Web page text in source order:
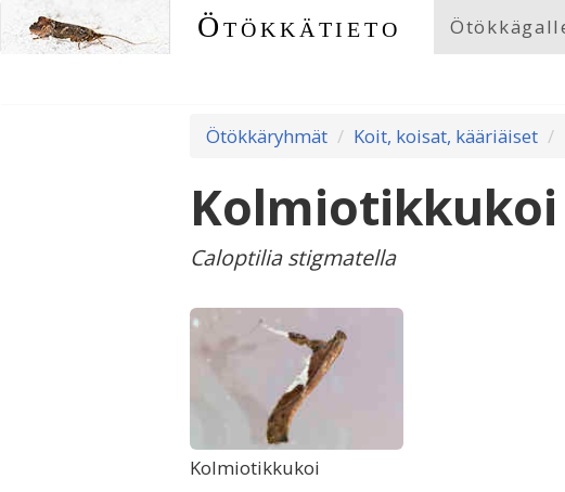
Ötökkätieto
Ötökkäryhmät Koit, koisat, kääriäiset
Kolmiotikkukoi
Caloptilia stigmatella
Kolmiotikkukoi